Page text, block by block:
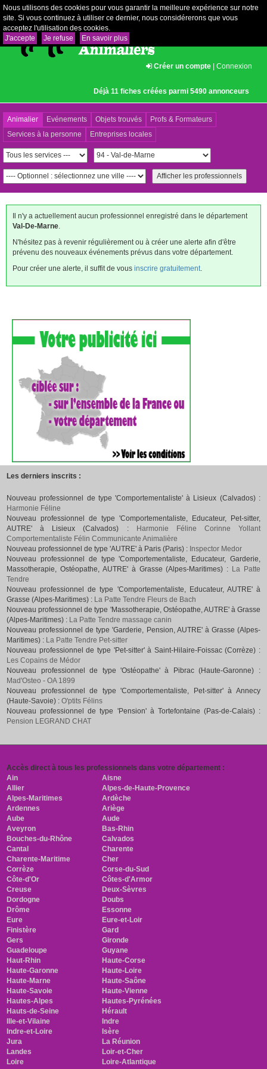
Nous utilisons des cookies pour vous garantir la meilleure expérience sur notre
site. Si vous continuez à utiliser ce dernier, nous considérerons que vous
acceptez l'utilisation des cookies.
J'accepte
Je refuse En savoir plus
Créer un compte | Connexion
Déjà 11 fiches créées parmi 5490 annonceurs
Animalier Evénements Objets trouvés
Profs & Formateurs
Services à la personne
Entreprises locales
Il n'y a actuellement aucun professionnel enregistré dans le département
Val-De-Marne
N'hésitez pas à revenir régulièrement ou à créer une alerte afin d'être
prévenu des nouveaux événements prévus dans votre département.
Pour créer une alerte, il suffit de vous inscrire gratuitement
Les derniers inscrits :
Nouveau professionnel de type 'Comportementaliste' à Lisieux (Calvados) :
Harmonie Féline
Nouveau professionnel de type 'Comportementaliste, Educateur, Pet-sitter,
AUTRE' à Lisieux (Calvados) :
Harmonie Féline Corinne Yollant
Comportementaliste Félin Communicante Animalière
Nouveau professionnel de type 'AUTRE' à Paris (Paris) : Inspector Medor
Nouveau professionnel de type 'Comportementaliste, Educateur, Garderie,
Massotherapie, Ostéopathe, AUTRE' à Grasse (Alpes-Maritimes) : La Patte
Tendre
Nouveau professionnel de type 'Comportementaliste, Educateur, AUTRE' à
Grasse (Alpes-Maritimes) : La Patte Tendre Fleurs de Bach
Nouveau professionnel de type 'Massotherapie, Ostéopathe, AUTRE' à Grasse
(Alpes-Maritimes) : La Patte Tendre massage canin
Nouveau professionnel de type 'Garderie, Pension, AUTRE' à Grasse (Alpes-
Maritimes) : La Patte Tendre Pet-sitter
Nouveau professionnel de type 'Pet-sitter' à Saint-Hilaire-Foissac (Corrèze) :
Les Copains de Médor
Nouveau professionnel de type 'Ostéopathe' à Pibrac (Haute-Garonne) :
Mad'Osteo - OA 1899
Nouveau professionnel de type 'Comportementaliste, Pet-sitter' à Annecy
(Haute-Savoie) :O'ptits Félins
Nouveau professionnel de type 'Pension' à Tortefontaine (Pas-de-Calais) :
Pension LEGRAND CHAT
Accès direct à tous les professionnels dans votre département :
Ain
Aisne
Allier
Alpes-de-Haute-Provence
Alpes-Maritimes
Ardèche
Ardennes
Ariège
Aube
Aude
Aveyron
Bas-Rhin
Bouches-du-Rhône
Calvados
Cantal
Charente
Charente-Maritime
Cher
Corrèze
Corse-du-Sud
Côte-d'Or
Côtes-d'Armor
Creuse
Deux-Sèvres
Dordogne
Doubs
Drôme
Essonne
Eure
Eure-et-Loir
Finistère
Gard
Gers
Gironde
Guadeloupe
Guyane
Haut-Rhin
Haute-Corse
Haute-Garonne
Haute-Loire
Haute-Marne
Haute-Saône
Haute-Savoie
Haute-Vienne
Hautes-Alpes
Hautes-Pyrénées
Hauts-de-Seine
Hérault
Ille-et-Vilaine
Indre
Indre-et-Loire
Isère
Jura
La Réunion
Landes
Loir-et-Cher
Loire
Loire-Atlantique